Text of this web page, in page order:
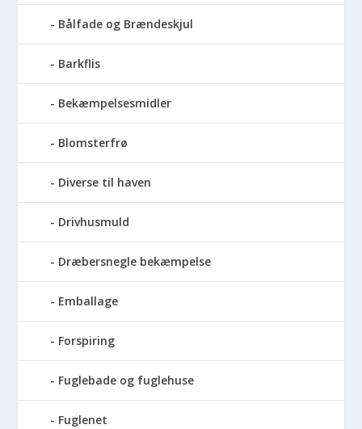
Bålfade og Brændeskjul
Barkflis
Bekæmpelsesmidler
Blomsterfrø
Diverse til haven
Drivhusmuld
Dræbersnegle bekæmpelse
Emballage
Forspiring
Fuglebade og fuglehuse
Fuglenet